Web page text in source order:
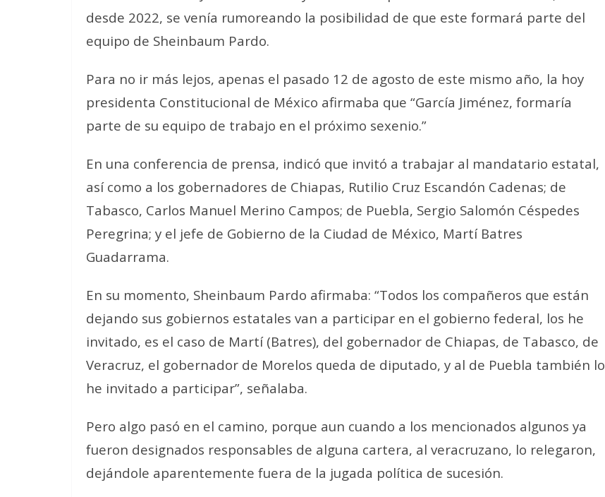
desde 2022, se venía rumoreando la posibilidad de que este formará parte del
equipo de Sheinbaum Pardo.
Para no ir más lejos, apenas el pasado 12 de agosto de este mismo año, la hoy
presidenta Constitucional de México afirmaba que “García Jiménez, formaría
parte de su equipo de trabajo en el próximo sexenio.”
En una conferencia de prensa, indicó que invitó a trabajar al mandatario estatal,
así como a los gobernadores de Chiapas, Rutilio Cruz Escandón Cadenas; de
Tabasco, Carlos Manuel Merino Campos; de Puebla, Sergio Salomón Céspedes
Peregrina; y el jefe de Gobierno de la Ciudad de México, Martí Batres
Guadarrama.
En su momento, Sheinbaum Pardo afirmaba: “Todos los compañeros que están
dejando sus gobiernos estatales van a participar en el gobierno federal, los he
invitado, es el caso de Martí (Batres), del gobernador de Chiapas, de Tabasco, de
Veracruz, el gobernador de Morelos queda de diputado, y al de Puebla también lo
he invitado a participar”, señalaba.
Pero algo pasó en el camino, porque aun cuando a los mencionados algunos ya
fueron designados responsables de alguna cartera, al veracruzano, lo relegaron,
dejándole aparentemente fuera de la jugada política de sucesión.